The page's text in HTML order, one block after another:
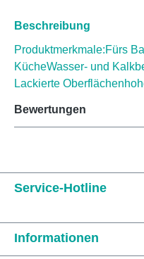
Beschreibung
Produktmerkmale:Fürs
KücheWasser- und
Lackierte
Bewertungen
Service-Hotline
Informationen